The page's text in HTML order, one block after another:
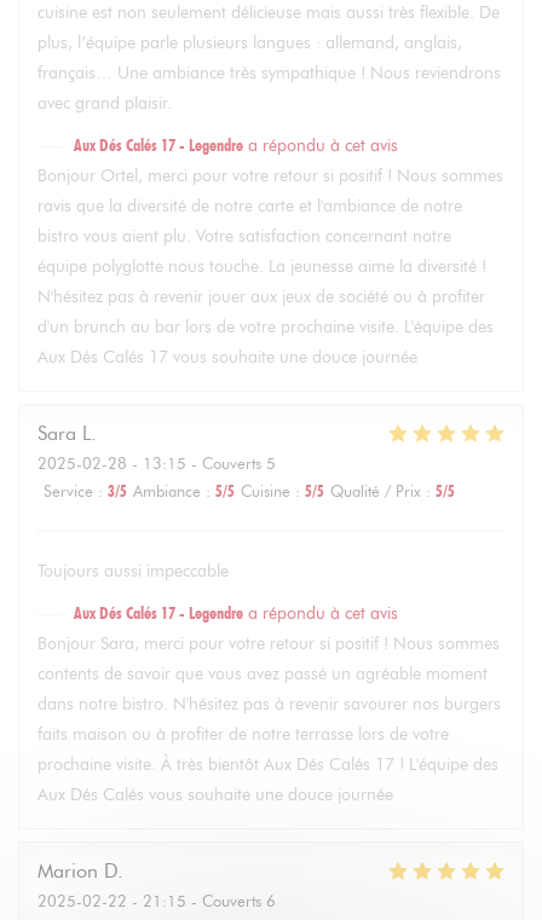
cuisine est non seulement délicieuse mais aussi très flexible. De
plus, l’équipe parle plusieurs langues : allemand, anglais,
français… Une ambiance très sympathique ! Nous reviendrons
avec grand plaisir.
Aux Dés Calés 17 - Legendre a répondu à cet avis
Bonjour Ortel, merci pour votre retour si positif ! Nous sommes
ravis que la diversité de notre carte et l'ambiance de notre
bistro vous aient plu. Votre satisfaction concernant notre
équipe polyglotte nous touche. La jeunesse aime la diversité !
N'hésitez pas à revenir jouer aux jeux de société ou à profiter
d'un brunch au bar lors de votre prochaine visite. L'équipe des
Aux Dés Calés 17 vous souhaite une douce journée
Sara L
2025-02-28 - 13:15 - Couverts 5
Service : 3/5 Ambiance : 5/5 Cuisine : 5/5 Qualité / Prix : 5/5
Toujours aussi impeccable
Aux Dés Calés 17 - Legendre a répondu à cet avis
Bonjour Sara, merci pour votre retour si positif ! Nous sommes
contents de savoir que vous avez passé un agréable moment
dans notre bistro. N'hésitez pas à revenir savourer nos burgers
faits maison ou à profiter de notre terrasse lors de votre
prochaine visite. À très bientôt Aux Dés Calés 17 ! L'équipe des
Aux Dés Calés vous souhaite une douce journée
Marion D
2025-02-22 - 21:15 - Couverts 6